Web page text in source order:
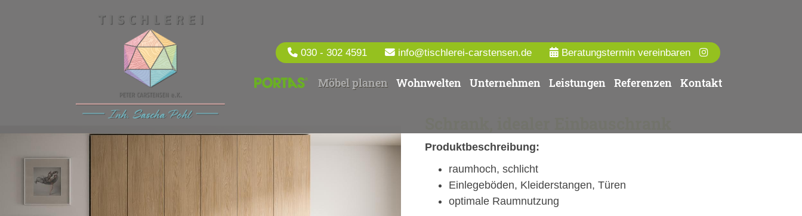
030 - 302 4591 info@tischlerei-carstensen.de Beratungstermin vereinbaren
Möbel planen Wohnwelten Unternehmen Leistungen Referenzen Kontakt
Produktbeschreibung:
raumhoch, schlicht
Einlegeböden, Kleiderstangen, Türen
optimale Raumnutzung